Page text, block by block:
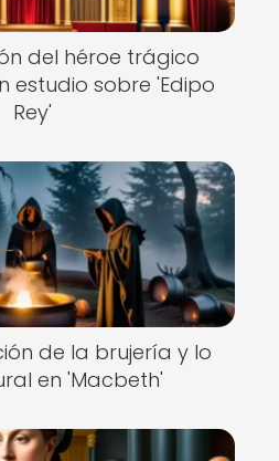
del héroe trágico
estudio sobre 'Edipo
Rey'
de la brujería y lo
en 'Macbeth'